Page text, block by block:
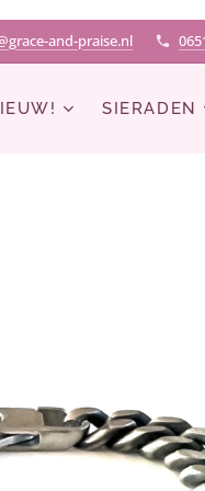
and-praise.nl
SIERADEN